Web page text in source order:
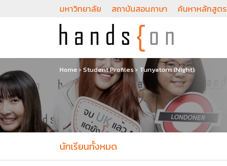
มหาวิทยาลัย สถาบันสอนภาษา ค้นหาหลักสูตร
Home ›Student Profiles› Tunyatorn (Night)
นักเรียนทั้งหมด